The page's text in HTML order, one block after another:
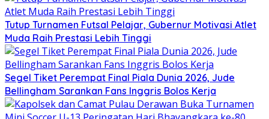
Tutup Turnamen Futsal Pelajar, Gubernur Motivasi Atlet
Muda Raih Prestasi Lebih Tinggi
Segel Tiket Perempat Final Piala Dunia 2026, Jude
Bellingham Sarankan Fans Inggris Bolos Kerja